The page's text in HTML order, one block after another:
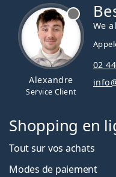
Alexandre
Service Client
We
02
Shopping en
Tout sur vos achats
Modes de paiement